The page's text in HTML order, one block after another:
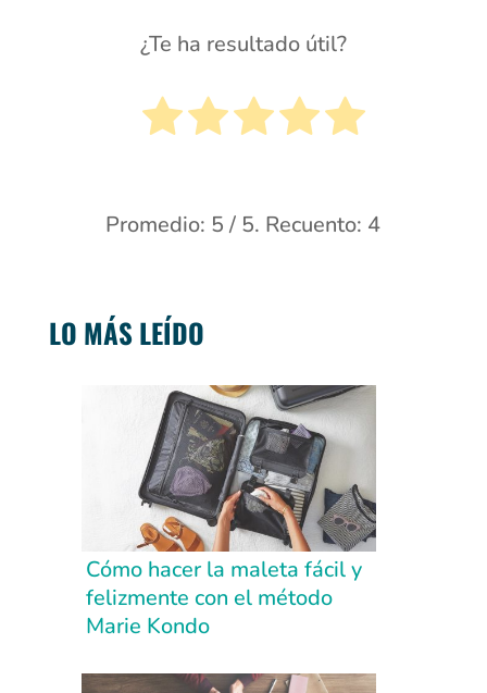
¿Te ha resultado útil?
Promedio: 5/ 5. Recuento: 4
LO MÁS LEÍDO
Cómo hacer la maleta fácil y
felizmente con el método
Marie Kondo